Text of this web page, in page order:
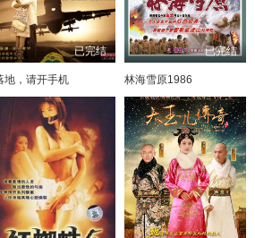
已完结
地，请开手机
已完结
林海雪原1986